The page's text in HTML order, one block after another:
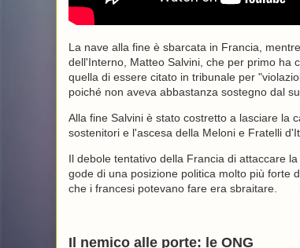
La nave alla fine è sbarcata in Francia,
dell'Interno, Matteo Salvini, che per primo ha
quella di essere citato in tribunale per
poiché non aveva abbastanza sostegno dal
Alla fine Salvini è stato costretto a lasciare la
sostenitori e l'ascesa della Meloni e Fratelli
Il debole tentativo della Francia di attaccare
gode di una posizione politica molto più forte
che i francesi potevano fare era sbraitare.
Il nemico alle porte: le ONG